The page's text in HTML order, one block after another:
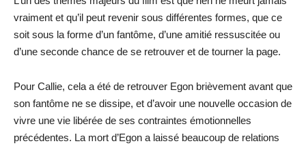
vraiment et qu’il peut revenir sous différentes formes, que ce
soit sous la forme d’un fantôme, d’une amitié ressuscitée ou
d’une seconde chance de se retrouver et de tourner la page.
Pour Callie, cela a été de retrouver Egon brièvement avant que
son fantôme ne se dissipe, et d’avoir une nouvelle occasion de
vivre une vie libérée de ses contraintes émotionnelles
précédentes. La mort d’Egon a laissé beaucoup de relations